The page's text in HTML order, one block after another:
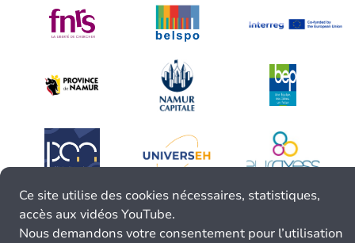
Ce site utilise des cookies nécessaires, statistiques,
accès aux vidéos YouTube.
Nous demandons votre consentement pour l’utilisation